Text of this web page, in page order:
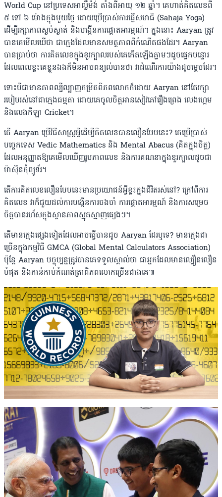
World Cup នៅប្រទេសអាល្លឺម៉ង់ តាំងពីអាយុ ១២ ឆ្នាំ។ គេហាត់គិតលេខពី
៥ ទៅ ៦ ម៉ោងក្នុងមួយថ្ងៃ ដោយប្រើប្រាស់ការធ្វើសមាធិ (Sahaja Yoga)
ដើម្បីរក្សាភាពស្ងប់ស្ងាត់ និងបង្កើនការផ្ដោតអារម្មណ៍។ ក្នុងនោះ Aaryan ត្រូវ
បានគេមើលឃើថា ជាក្មេងដែលមានសមត្ថភាពពីកំណើតផងដែរ។ Aaryan
បានប្រាប់ថា ការគិតលេខក្នុងខួរក្បាលរបស់គេកើតឡើងភ្លាមៗដូចផ្លេកបន្ទោរ
ដែលពេលខ្លះគេខ្លួនឯងក៏មិនអាចពន្យល់បានថា វាដំណើរការយ៉ាងដូចម្តេចដែរ។
ទោះបីជាមានភាពល្បីល្បាញកម្រិតពិភពលោកក៏ដោយ Aaryan នៅតែរក្សា
របៀបរស់នៅជាក្មេងធម្មតា ដោយគេចូលចិត្តអានសៀវភៅរឿងព្រេង លេងហ្គេម
និងលេងកីឡា Cricket។
តើ Aaryan ប្រើវិធីសាស្ត្រអ្វីដើម្បីគិតលេខបានលឿនបែបនេះ? គេប្រើប្រាស់
បច្ចេកទេស Vedic Mathematics និង Mental Abacus (គិតក្នុងចិត្ត)
ដែលអនុញ្ញាតឱ្យគេមើលឃើញរូបភាពលេខ និងការគណនាក្នុងខួរក្បាលដូចជា
ម៉ាស៊ីនកុំព្យូទ័រ។
តើការគិតលេខលឿនបែបនេះមានប្រយោជន៍អ្វីខ្លះក្នុងជីវិតរស់នៅ? ក្រៅពីការ
គិតលេខ វាក៏ជួយដល់ការបង្កើនការចងចាំ ការផ្ដោតអារម្មណ៍ និងការសម្រេច
ចិត្តបានរហ័សក្នុងស្ថានភាពស្មុគស្មាញផ្សេងៗ។
តើមានក្មេងផ្សេងទៀតដែលអាចធ្វើបានដូច Aaryan ដែរឬទេ? មានក្មេងជា
ច្រើនក្នុងកម្មវិធី GMCA (Global Mental Calculators Association)
ប៉ុន្តែ Aaryan បច្ចុប្បន្នត្រូវបានគេទទួលស្គាល់ថា ជាអ្នកដែលមានល្បឿនលឿន
បំផុត និងកាន់កាប់កំណត់ត្រាពិភពលោកច្រើនជាងគេ៕